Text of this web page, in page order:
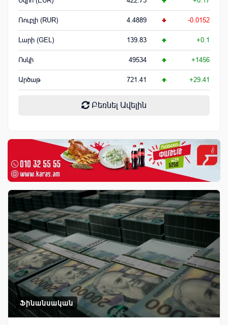
Ռուբլի (RUR) 4.4889 -0.0152
Լարի (GEL) 139.83 +0.1
Ոսկի 49534 +1456
Արծաթ 721.41 +29.41
Բեռնել Ավելին
Ֆինանսական